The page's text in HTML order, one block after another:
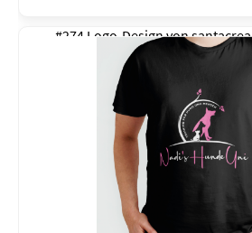
#274 Logo-Design vonsantacrea